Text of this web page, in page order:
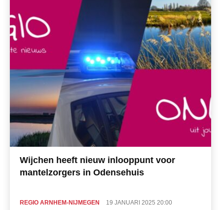
Wijchen heeft nieuw inlooppunt voor
mantelzorgers in Odensehuis
REGIO ARNHEM-NIJMEGEN 19 JANUARI 2025 20:00